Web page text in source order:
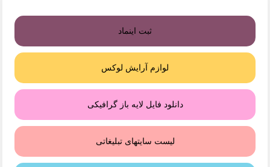
ثبت اینماد
لوازم آرایش لوکس
دانلود فایل لایه باز گرافیکی
لیست سایتهای تبلیغاتی